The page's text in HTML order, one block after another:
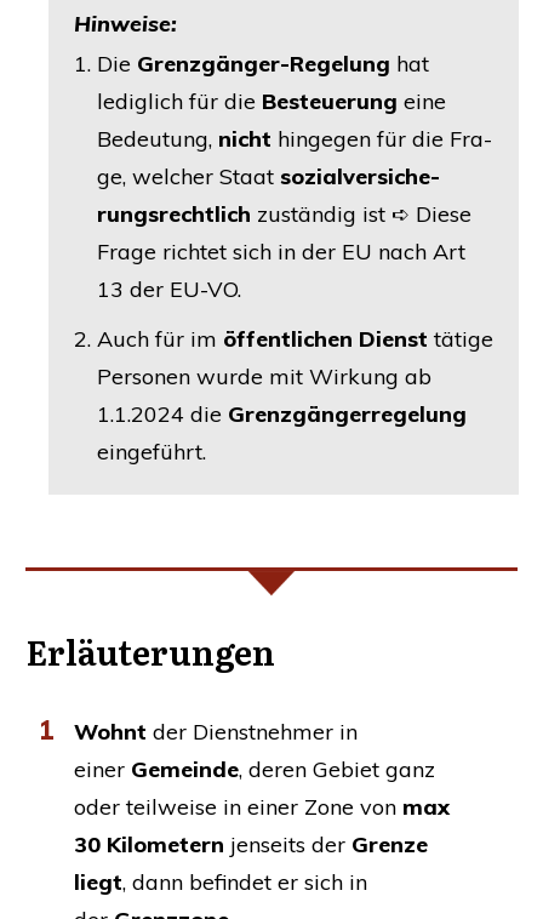
Hin­wei­se:
Die Grenz­gän­ger-Rege­lung hat
ledig­lich für die Besteue­rung eine
Bedeu­tung, nicht hin­ge­gen für die Fra­
ge, wel­cher Staat sozi­al­ver­si­che­
rungs­recht­lich zustän­dig ist ➪ Die­se
Fra­ge rich­tet sich in der EU nach Art
13 der EU-VO.
Auch für im öffent­li­chen Dienst täti­ge
Per­so­nen wur­de mit Wir­kung ab
1.1.2024 die Grenz­gän­ger­re­ge­lung
eingeführt.
Erläu­te­run­gen
1 Wohnt der Dienst­neh­mer in
einer Gemein­de, deren Gebiet ganz
oder teil­wei­se in einer Zone von max
30 Kilo­me­tern jen­seits der Gren­ze
liegt, dann befin­det er sich in